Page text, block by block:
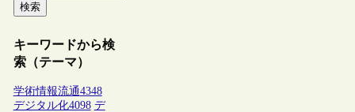
検索
キーワードから検
索（テーマ）
学術情報流通4348
デジタル化4098 デ